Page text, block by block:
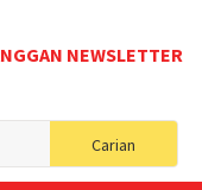
NEWSLETTER
Carian
for: